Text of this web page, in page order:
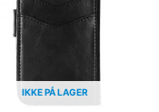
IKKE PÅ LAGER